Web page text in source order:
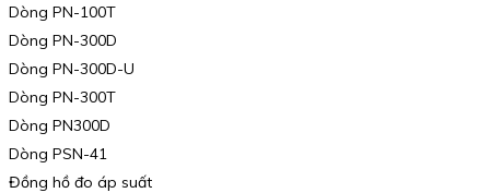
Dòng PN-100T
Dòng PN-300D
Dòng PN-300D-U
Dòng PN-300T
Dòng PN300D
Dòng PSN-41
Đồng hồ đo áp suất